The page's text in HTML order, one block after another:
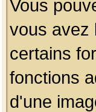
Vous
vous avez
certains
fonctions
d'une